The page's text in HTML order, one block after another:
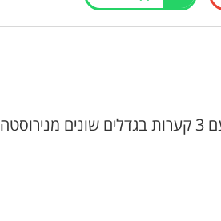
היה הראשון לכתוב סקירה “קוצץ מזון מהיר עם 3 קערות בגדלים שונים מנירוסטה